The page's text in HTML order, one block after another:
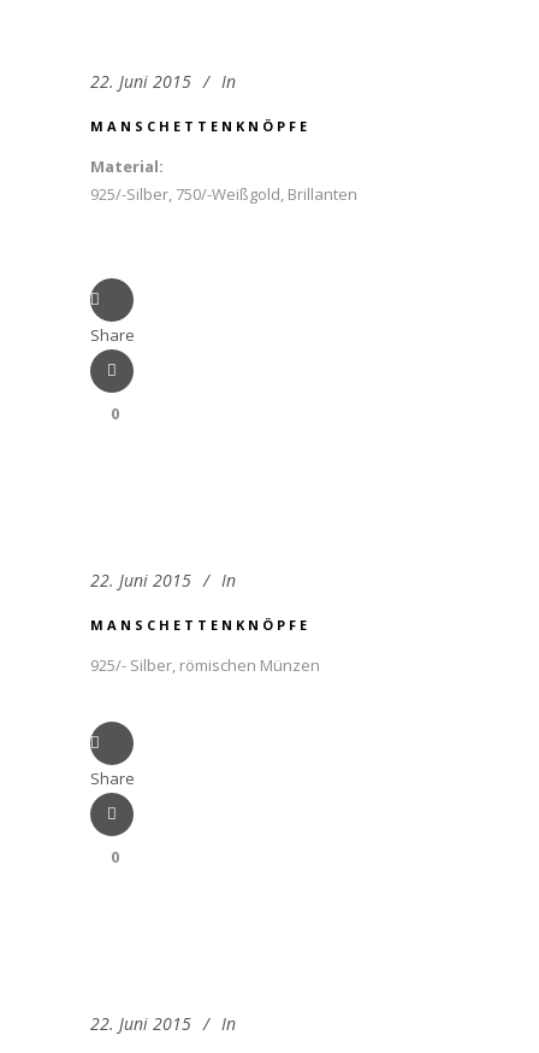
22. Juni 2015 In
MANSCHETTENKNÖPFE
Material:
925/-Silber, 750/-Weißgold, Brillanten
Share
0
22. Juni 2015 In
MANSCHETTENKNÖPFE
925/- Silber, römischen Münzen
Share
0
22. Juni 2015 In